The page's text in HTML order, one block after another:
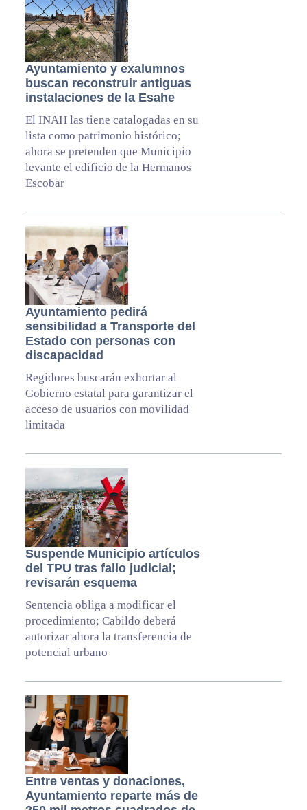
Ayuntamiento y exalumnos
buscan reconstruir antiguas
instalaciones de la Esahe
El INAH las tiene catalogadas en su
lista como patrimonio histórico;
ahora se pretenden que Municipio
levante el edificio de la Hermanos
Escobar
Ayuntamiento pedirá
sensibilidad a Transporte del
Estado con personas con
discapacidad
Regidores buscarán exhortar al
Gobierno estatal para garantizar el
acceso de usuarios con movilidad
limitada
Suspende Municipio artículos
del TPU tras fallo judicial;
revisarán esquema
Sentencia obliga a modificar el
procedimiento; Cabildo deberá
autorizar ahora la transferencia de
potencial urbano
Entre ventas y donaciones,
Ayuntamiento reparte más de